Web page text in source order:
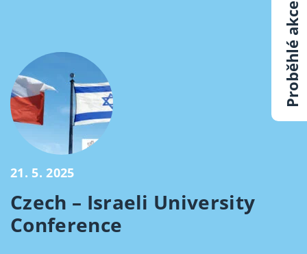
21. 5. 2025
Czech – Israeli University
Conference
Proběhlé akce